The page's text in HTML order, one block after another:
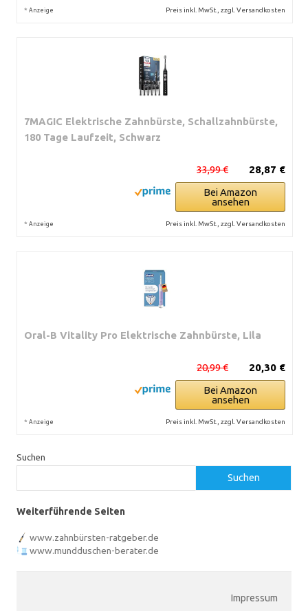
* Anzeige Preis inkl. MwSt., zzgl. Versandkosten
7MAGIC Elektrische Zahnbürste, Schallzahnbürste,
180 Tage Laufzeit, Schwarz
28,87 €
33,99 €
Bei Amazon
ansehen
* Anzeige Preis inkl. MwSt., zzgl. Versandkosten
Oral-B Vitality Pro Elektrische Zahnbürste, Lila
20,30 €
20,99 €
Bei Amazon
ansehen
* Anzeige Preis inkl. MwSt., zzgl. Versandkosten
Suchen
Suchen
Weiterführende Seiten
www.zahnbürsten-ratgeber.de
www.mundduschen-berater.de
Impressum